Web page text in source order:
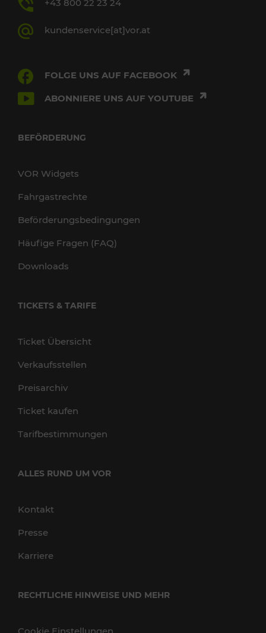
+43 800 22 23 24
kundenservice[at]vor.at
FOLGE UNS AUF FACEBOOK
ABONNIERE UNS AUF YOUTUBE
BEFÖRDERUNG
VOR Widgets
Fahrgastrechte
Beförderungsbedingungen
Häufige Fragen (FAQ)
Downloads
TICKETS & TARIFE
Ticket Übersicht
Verkaufsstellen
Preisarchiv
Ticket kaufen
Tarifbestimmungen
ALLES RUND UM VOR
Kontakt
Presse
Karriere
RECHTLICHE HINWEISE UND MEHR